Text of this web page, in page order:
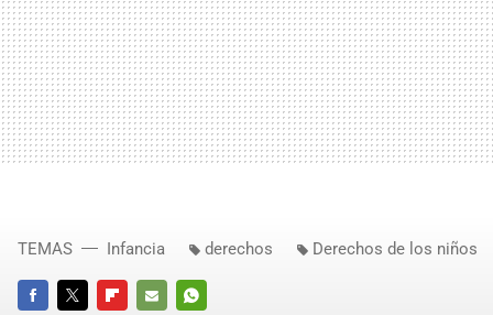
TEMAS Infancia derechos Derechos de los niños